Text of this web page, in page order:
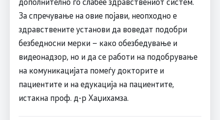
За спречување на овие појави, неопходно е
здравствените установи да воведат подобри
безбедносни мерки – како обезбедување и
видеонадзор, но и да се работи на подобрување
на комуникацијата помеѓу докторите и
пациентите и на едукација на пациентите,
истакна проф. д-р Хаџихамза.